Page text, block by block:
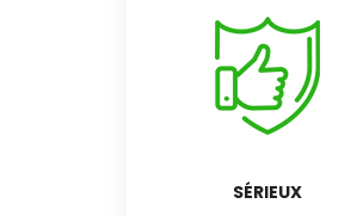
SÉRIEUX